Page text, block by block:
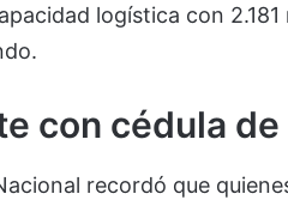
logística con
con cédula
recordó que